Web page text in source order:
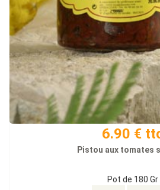
6.90 €
Pistou aux tomates
Pot de 180 Gr